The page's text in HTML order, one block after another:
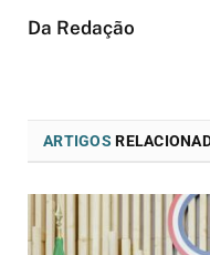
Da Redação
ARTIGOS